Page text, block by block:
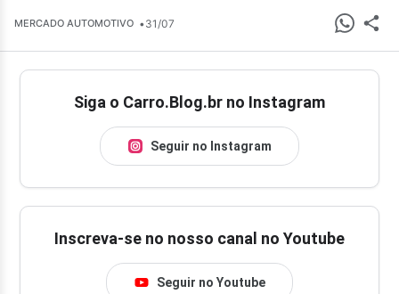
MERCADO AUTOMOTIVO •31/07
Siga o Carro.Blog.br no Instagram
Seguir no Instagram
Inscreva-se no nosso canal no Youtube
Seguir no Youtube